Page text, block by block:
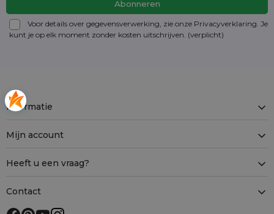
Voor details over gegevensverwerking, zie onze Privacyverklaring. Je
kunt je op elk moment zonder kosten uitschrijven . (verplicht)
Informatie
Mijn account
Heeft u een vraag?
Contact